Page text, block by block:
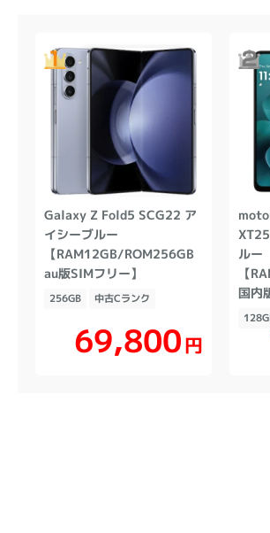
Galaxy Z Fold5 SCG22 ア
イシーブルー
【RAM12GB/ROM256GB
au版SIMフリー】
256GB 中古Cランク
69,800円
ルー
【
国内